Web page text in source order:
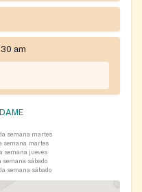
am
semana martes
semana martes
semana jueves
semana sábado
semana sábado